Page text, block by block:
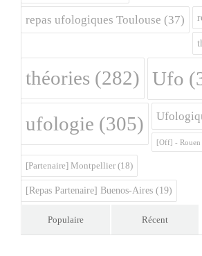
repas ufologiques Toulouse (37)
théories (282) Ufo
ufologie (305)
[Off] - Rouen
[Partenaire] Montpellier (18)
[Repas Partenaire] Buenos-Aires (19)
Populaire Récent